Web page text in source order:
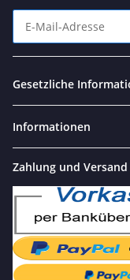
Gesetzliche
Informationen
Zahlung und Versand